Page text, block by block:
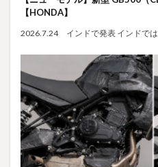
【HONDA】
2026.7.24 インドで発表 インドで